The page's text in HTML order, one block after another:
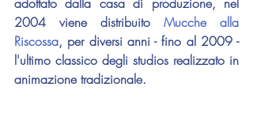
2004 viene distribuito Mucche alla
Riscossa, per diversi anni - fino al 2009 -
l'ultimo classico degli studios realizzato in
animazione tradizionale.